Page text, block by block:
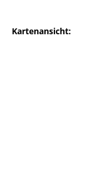
Kartenansicht: